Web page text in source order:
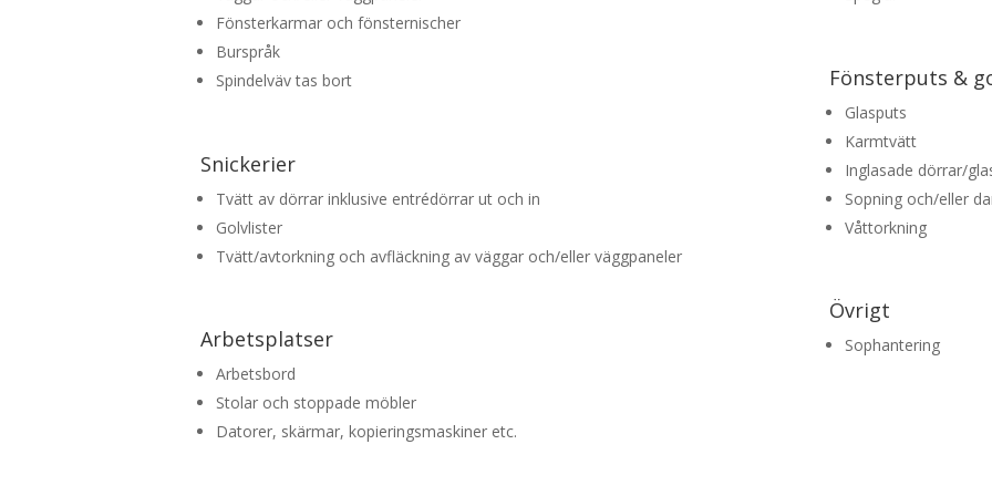
Fönsterkarmar och fönsternischer
Burspråk
Spindelväv tas bort
Snickerier
Tvätt av dörrar inklusive entrédörrar ut och in
Golvlister
Tvätt/avtorkning och avfläckning av väggar och/eller väggpaneler
Arbetsplatser
Arbetsbord
Stolar och stoppade möbler
Datorer, skärmar, kopieringsmaskiner etc.
Fönsterputs &
Glasputs
Karmtvätt
Inglasade dörrar/
Sopning och/eller
Våttorkning
Övrigt
Sophantering